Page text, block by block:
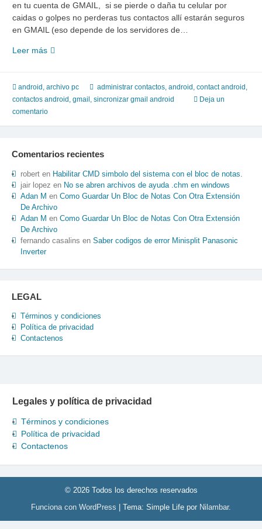
en tu cuenta de GMAIL, si se pierde o daña tu celular por
caidas o golpes no perderas tus contactos allí estarán seguros
en GMAIL (eso depende de los servidores de…
Leer másSincronizar
contactos
del
telefono
Android
PC
android , archivo pc administrar contactos, android , contact android ,
contactos android , gmail , sincronizar gmail android
Deja un
comentario
Comentarios recientes
roberten Habilitar CMD simbolo del sistema con el bloc de notas.
jair lopez en No se abren archivos de ayuda .chm en windows
Adan M en Como Guardar Un Bloc de Notas Con Otra Extensión
De Archivo
Adan M en Como Guardar Un Bloc de Notas Con Otra Extensión
De Archivo
fernando casalins en Saber codigos de error Minisplit Panasonic
Inverter
LEGAL
Términos y condiciones
Política de privacidad
Contactenos
Legales y política de privacidad
Términos y condiciones
Política de privacidad
Contactenos
© 2026 Todos los derechos reservados
Funciona con WordPress
Tema: Simple Life por Nilambar.